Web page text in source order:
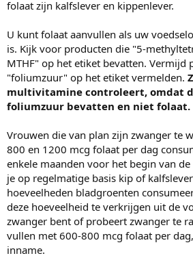
folaat zijn kalfslever en kippenlever.
U kunt folaat aanvullen als uw
is. Kijk voor producten die "5-
MTHF" op het etiket bevatten. Vermijd
"foliumzuur" op het etiket vermelden.
multivitamine controleert, omdat
foliumzuur bevatten en niet folaat.
Vrouwen die van plan zijn zwanger te
800 en 1200 mcg folaat per dag
enkele maanden voor het begin van de
je op regelmatige basis kip of
hoeveelheden bladgroenten
deze hoeveelheid te verkrijgen uit de
zwanger bent of probeert zwanger te
vullen met 600-800 mcg folaat per
inname.